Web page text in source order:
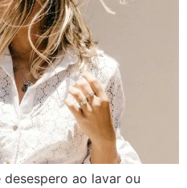
ao lavar ou